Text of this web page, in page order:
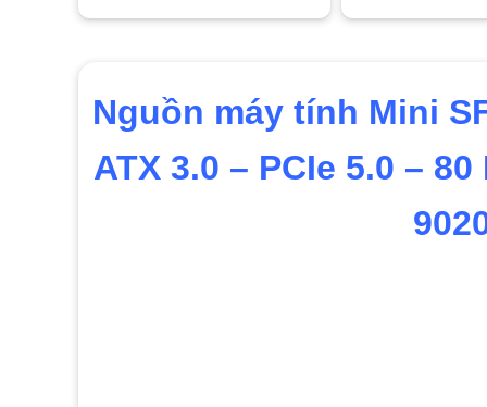
Nguồn máy tính Mini
ATX 3.0 – PCIe 5.0 –